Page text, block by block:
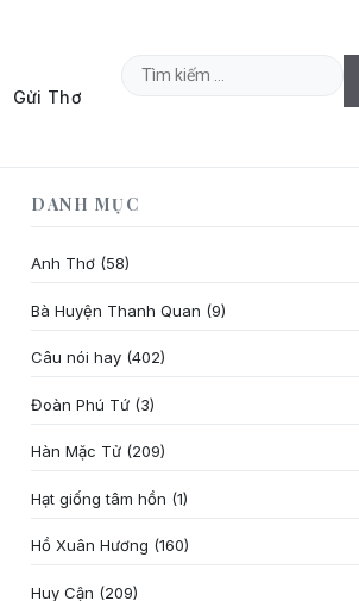
Gửi Thơ
Tìm
DANH MỤC
Anh Thơ (58)
Bà Huyện Thanh Quan (9)
Câu nói hay (402)
Đoàn Phú Tứ (3)
Hàn Mặc Tử (209)
Hạt giống tâm hồn (1)
Hồ Xuân Hương (160)
Huy Cận (209)